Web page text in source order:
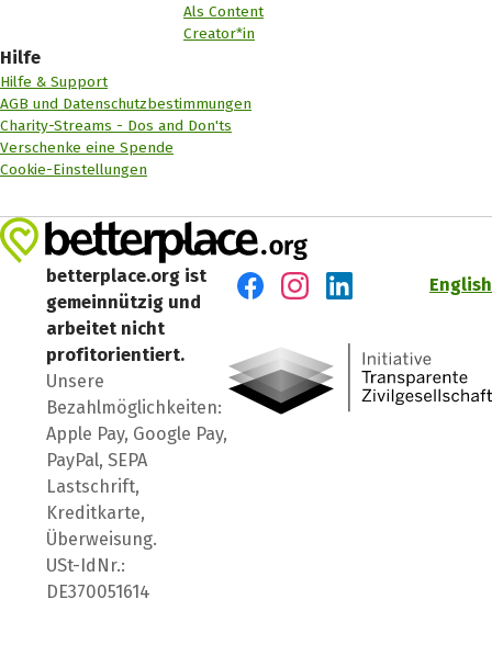
Als Content
Creator*in
Hilfe
Hilfe & Support
AGB und Datenschutzbestimmungen
Charity-Streams - Dos and Don'ts
Verschenke eine Spende
Cookie-Einstellungen
betterplace.org ist
gemeinnützig und
arbeitet nicht
profitorientiert.
Unsere
Bezahlmöglichkeiten:
Apple Pay, Google Pay,
PayPal, SEPA
Lastschrift,
Kreditkarte,
Überweisung.
USt-IdNr.:
DE370051614
English